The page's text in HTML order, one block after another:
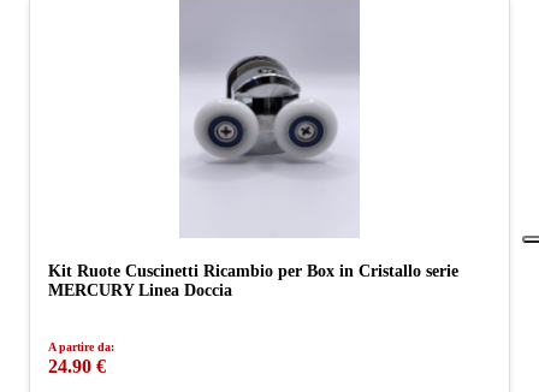
Kit Ruote Cuscinetti Ricambio per Box in Cristallo serie
MERCURY Linea Doccia
A partire da:
24.90 €